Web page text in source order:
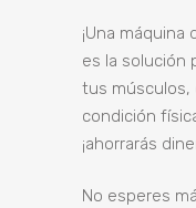
¡Una
es la solución
tus músculos,
condición
¡ahorrarás
No esperes